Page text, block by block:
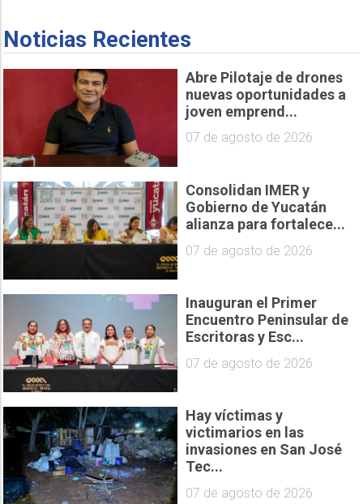
Noticias Recientes
Abre Pilotaje de drones
nuevas oportunidades a
joven emprend...
07 de agosto de 2026
Consolidan IMER y
Gobierno de Yucatán
alianza para fortalece...
07 de agosto de 2026
Inauguran el Primer
Encuentro Peninsular de
Escritoras y Esc...
07 de agosto de 2026
Hay víctimas y
victimarios en las
invasiones en San José
Tec...
07 de agosto de 2026